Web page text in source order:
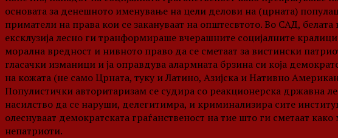
основата за денешното именување на цели делови на (црната)
приматели на права кои се закануваат на општесвтото. Во САД,
ексклузија лесно ги транформираше вчерашните социјалните
морална вредност и нивното право да се сметаат за вистински
гласачки изманици и ја оправдува алармната брзина си која
на кожата (не само Црната, туку и Латино, Азијска и Нативно
Популистички авторитаризам се судира со реакционерска државна
насилство да се наруши, делегитимра, и криминализира сите
олеснуваат демократската граѓанственост на тие што ги сметаат
непатриоти.